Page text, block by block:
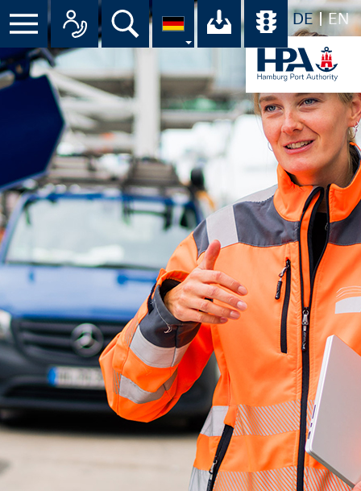
DE EN
Menü Alle Ansprechpartner im
Suche Ihr Download-